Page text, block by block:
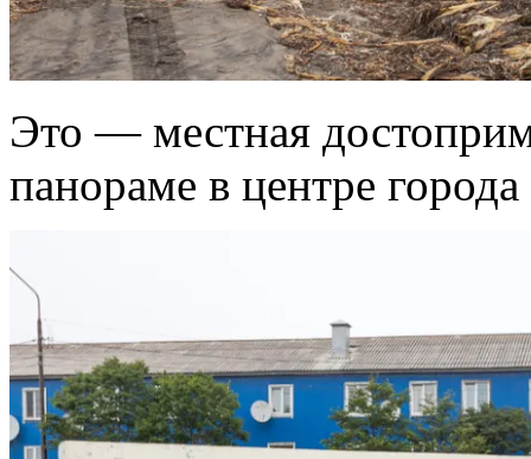
Это — местная
панораме в центре